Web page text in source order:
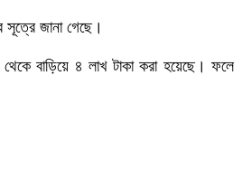
জানা গেছে।
বাড়িয়ে ৪ লাখ টাকা করা হয়েছে। ফলে